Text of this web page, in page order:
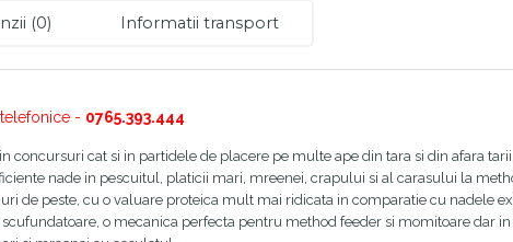
(0) Informatii transport
- 0765.393.444
concursuri cat si in partidele de placere pe multe ape din tara si din afara
nade in pescuitul, platicii mari, mreenei, crapului si al carasului la
de peste, cu o valuare proteica mult mai ridicata in comparatie cu nadele
o mecanica perfecta pentru method feeder si momitoare dar